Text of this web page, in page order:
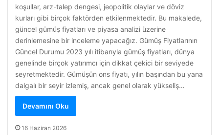
koşullar, arz-talep dengesi, jeopolitik olaylar ve döviz
kurları gibi birçok faktörden etkilenmektedir. Bu makalede,
güncel gümüş fiyatları ve piyasa analizi üzerine
derinlemesine bir inceleme yapacağız. Gümüş Fiyatlarının
Güncel Durumu 2023 yılı itibarıyla gümüş fiyatları, dünya
genelinde birçok yatırımcı için dikkat çekici bir seviyede
seyretmektedir. Gümüşün ons fiyatı, yılın başından bu yana
dalgalı bir seyir izlemiş, ancak genel olarak yükseliş…
Devamını Oku
16 Haziran 2026